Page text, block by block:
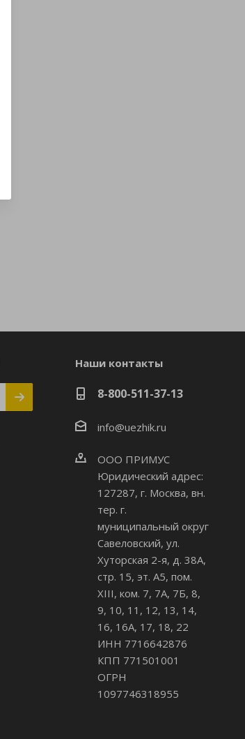
Наши контакты
8-800-511-37-13
info@uezhik.ru
ООО ПРИМУС
Юридический адрес:
127287, г. Москва, вн.
тер. г.
муниципальный округ
Савеловский, ул.
Хуторская 2-я, д. 38А,
стр. 15, эт. А5, пом.
XIII, ком. 7, 7А, 7Б, 8,
9, 10, 11, 12, 13, 14,
16, 16А, 17, 18, 22
ИНН 7716642876
КПП 771501001
ОГРН
1097746318955